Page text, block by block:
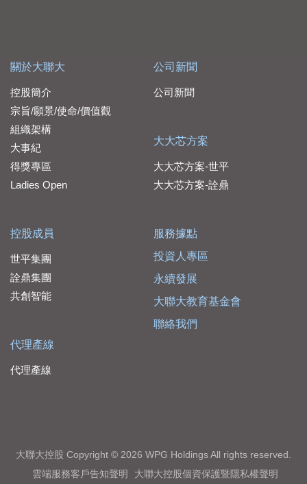
關於大聯大
控股簡介
宗旨/願景/使命/價值觀
組織架構
大事紀
得獎專區
Ladies Open
控股成員
世平集團
詮鼎集團
共創智能
代理產線
代理產線
公司新聞
公司新聞
大大芯方案
大大芯方案-世平
大大芯方案-詮鼎
服務據點
投資人專區
永續發展
大聯大教育基金會
聯絡我們
大聯大控股 Copyright © 2026 WPG Holdings All rights reserved.
雲端服務客戶告知聲明
大聯大控股個資保護暨隱私權聲明